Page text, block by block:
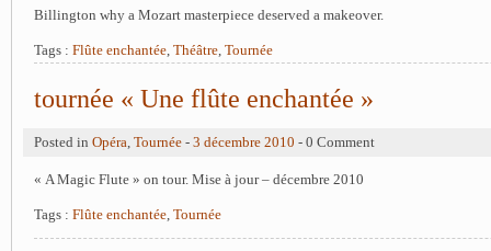
Billington why a Mozart masterpiece deserved a makeover.
Tags : Flûte enchantée Théâtre Tournée
tournée « Une flûte enchantée »
Posted in Opéra Tournée - 3 décembre 2010 - 0 Comment
« A Magic Flute » on tour. Mise à jour – décembre 2010
Tags : Flûte enchantée Tournée